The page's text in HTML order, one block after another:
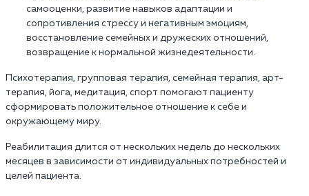
самооценки, развитие навыков адаптации и
сопротивления стрессу и негативным эмоциям,
восстановление семейных и дружеских отношений,
возвращение к нормальной жизнедеятельности.
Психотерапия, групповая терапия, семейная терапия, арт-
терапия, йога, медитация, спорт помогают пациенту
сформировать положительное отношение к себе и
окружающему миру.
Реабилитация длится от нескольких недель до нескольких
месяцев в зависимости от индивидуальных потребностей и
целей пациента.